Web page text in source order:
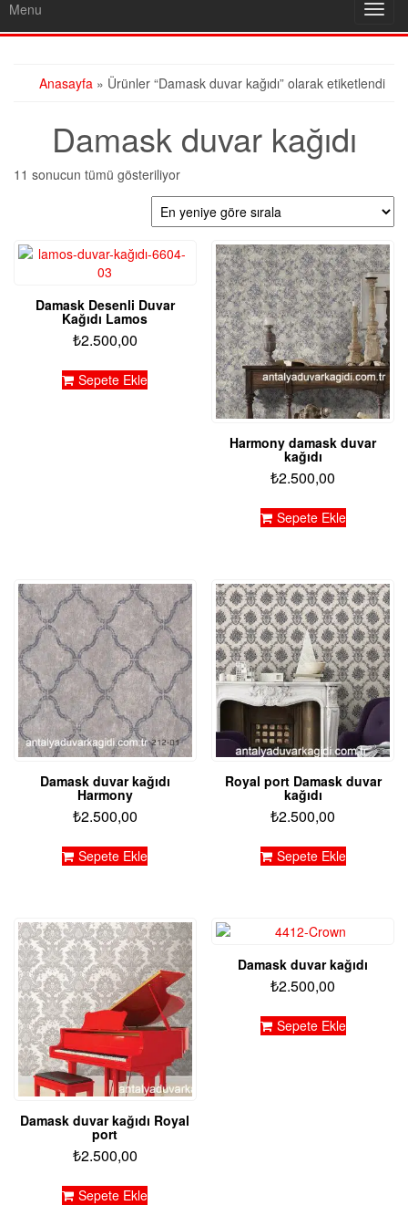
Menu
Anasayfa » Ürünler “Damask duvar kağıdı” olarak etiketlendi
Damask duvar kağıdı
11 sonucun tümü gösteriliyorEn
yeniye
göre
sıralandı
Damask Desenli Duvar
Kağıdı Lamos
₺2.500,00
Sepete Ekle
Harmony damask duvar
kağıdı
₺2.500,00
Sepete Ekle
Damask duvar kağıdı
Harmony
₺2.500,00
Sepete Ekle
Royal port Damask duvar
kağıdı
₺2.500,00
Sepete Ekle
Damask duvar kağıdı Royal
port
₺2.500,00
Sepete Ekle
Damask duvar kağıdı
₺2.500,00
Sepete Ekle